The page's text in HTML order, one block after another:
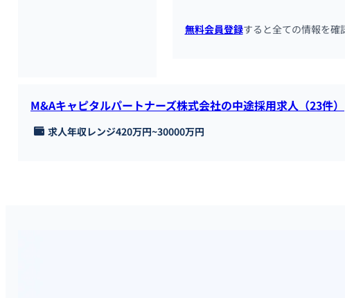
無料会員登録すると全ての情報を確
M&Aキャピタルパートナーズ株式会社の中途採用求人（23件）
求人年収レンジ420万円~30000万円